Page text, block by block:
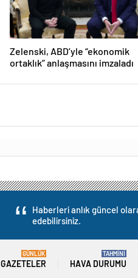
Zelenski, ABD’yle “ekonomik
ortaklık” anlaşmasını imzaladı
Haberleri anlık güncel
edebilirsiniz.
GAZETELER
GÜNLÜK
HAVA DURUMU
TAHMİNİ